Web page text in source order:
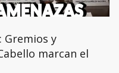
Gremios y
marcan el